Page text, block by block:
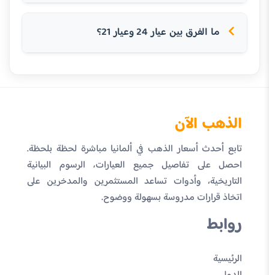
ما الفرق بين عيار 24 وعيار 21؟
الذهب الآن
تابع أحدث أسعار الذهب في ألمانيا مباشرة لحظة بلحظة.
احصل على تفاصيل جميع العيارات، الرسوم البيانية
التاريخية، وأدوات تساعد المستثمرين والمدخرين على
اتخاذ قرارات مدروسة بسهولة ووضوح.
روابط
الرئيسية